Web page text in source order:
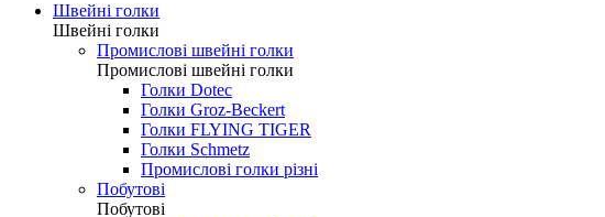
Швейні голки
Швейні голки
Промислові швейні голки
Промислові швейні голки
Голки Dotec
Голки Groz-Beckert
Голки FLYING TIGER
Голки Schmetz
Промислові голки різні
Побутові
Побутові